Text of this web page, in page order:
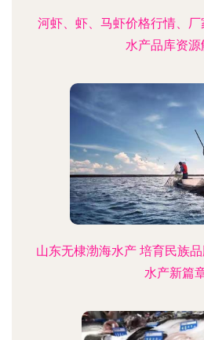
河虾、虾、马虾价格行情、
水产品库资源
山东无棣渤海水产 培育民族
水产新篇